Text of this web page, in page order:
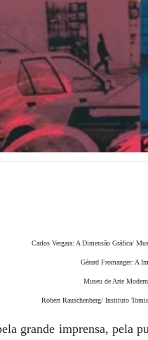
Carlos Vergara: A Dimensão Gráfica/
Gérard Fromanger: A
Museu de Arte
Robert Rauschenberg/ Instituto
grande imprensa, pela